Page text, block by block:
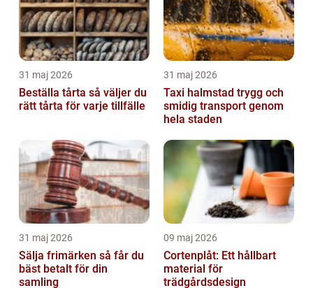
31 maj 2026
Beställa tårta så väljer du
rätt tårta för varje tillfälle
31 maj 2026
Taxi halmstad trygg och
smidig transport genom
hela staden
31 maj 2026
Sälja frimärken så får du
bäst betalt för din
samling
09 maj 2026
Cortenplåt: Ett hållbart
material för
trädgårdsdesign